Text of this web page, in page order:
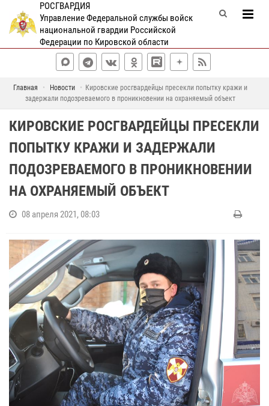
РОСГВАРДИЯ
Управление Федеральной службы войск
национальной гвардии Российской
Федерации по Кировской области
Главная Новости
Кировские росгвардейцы пресекли попытку кражи и
задержали подозреваемого в проникновении на охраняемый объект
КИРОВСКИЕ РОСГВАРДЕЙЦЫ ПРЕСЕКЛИ
ПОПЫТКУ КРАЖИ И ЗАДЕРЖАЛИ
ПОДОЗРЕВАЕМОГО В ПРОНИКНОВЕНИИ
НА ОХРАНЯЕМЫЙ ОБЪЕКТ
08 апреля 2021, 08:03